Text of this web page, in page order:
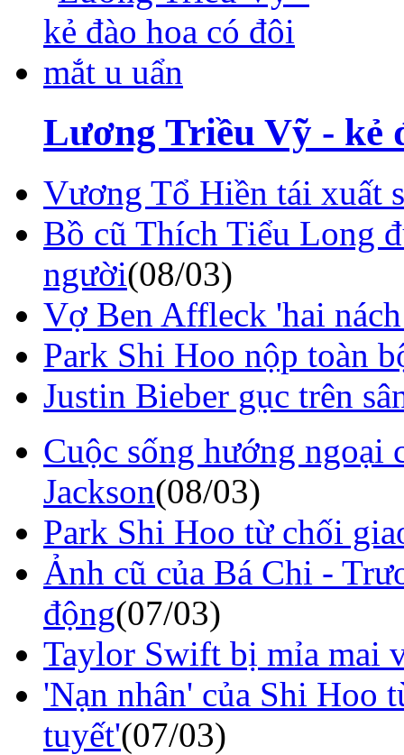
Lương Triều Vỹ - kẻ
Vương Tổ Hiền tái xuất
Bồ cũ Thích Tiểu Long
người(08/03)
Vợ Ben Affleck 'hai
Park Shi Hoo nộp toàn
Justin Bieber gục trên
Cuộc sống hướng ngoại
Jackson(08/03)
Park Shi Hoo từ chối
Ảnh cũ của Bá Chi -
động(07/03)
Taylor Swift bị mỉa mai
'Nạn nhân' của Shi Hoo
tuyết'(07/03)